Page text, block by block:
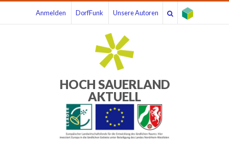
Anmelden DorfFunk Unsere Autoren
HOCH SAUERLAND
AKTUELL